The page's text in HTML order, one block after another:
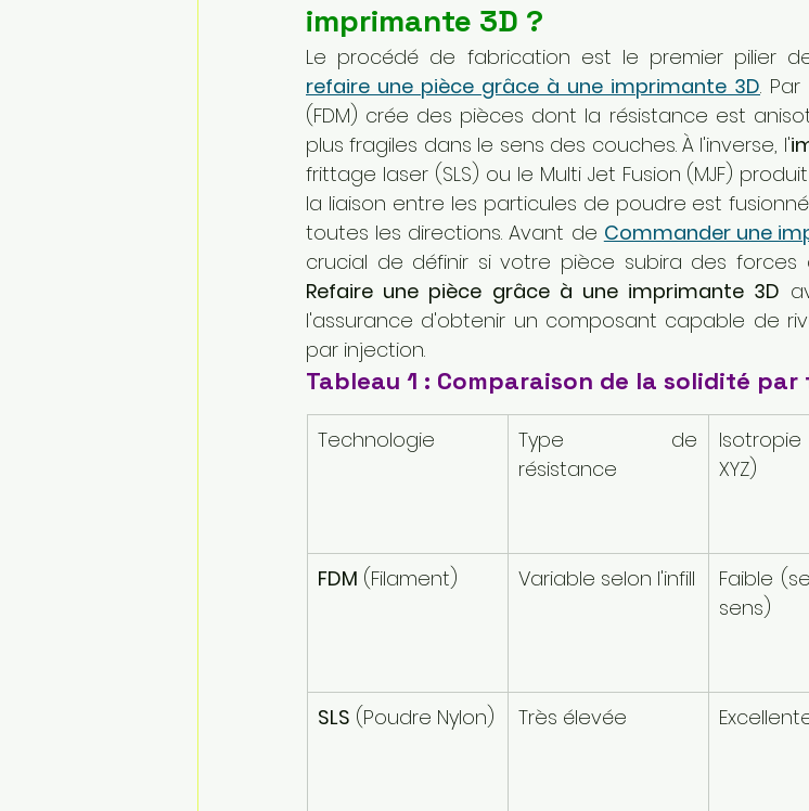
imprimante 3D ?
refaire une pièce grâce à une imprimante 3D.
(FDM) crée des pièces dont la résistance est
plus fragiles dans le sens des couches. À l'inverse, l'
frittage laser (SLS) ou le Multi Jet Fusion (MJF)
la liaison entre les particules de poudre est
toutes les directions. Avant de Commander une
Refaire une pièce grâce à une imprimante 3D
l'assurance d'obtenir un composant capable de
par injection.
Tableau 1 : Comparaison de la solidité
Technologie
Type de
résistance
XYZ)
FDM (Filament) Variable selon l'infill
Faible
sens)
SLS (Poudre Nylon) Très élevée